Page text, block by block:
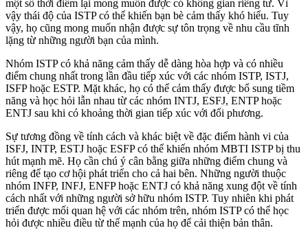
một số thời điểm lại mong muốn được có không gian riêng tư. Vì
vậy thái độ của ISTP có thể khiến bạn bè cảm thấy khó hiểu. Tuy
vậy, họ cũng mong muốn nhận được sự tôn trọng về nhu cầu tĩnh
lặng từ những người bạn của mình.
Nhóm ISTP có khả năng cảm thấy dễ dàng hòa hợp và có nhiều
điểm chung nhất trong lần đầu tiếp xúc với các nhóm ISTP, ISTJ,
ISFP hoặc ESTP. Mặt khác, họ có thể cảm thấy được bổ sung tiềm
năng và học hỏi lẫn nhau từ các nhóm INTJ, ESFJ, ENTP hoặc
ENTJ sau khi có khoảng thời gian tiếp xúc với đối phương.
Sự tương đồng về tính cách và khác biệt về đặc điểm hành vi của
ISFJ, INTP, ESTJ hoặc ESFP có thể khiến nhóm MBTI ISTP bị thu
hút mạnh mẽ. Họ cần chú ý cân bằng giữa những điểm chung và
riêng để tạo cơ hội phát triển cho cả hai bên. Những người thuộc
nhóm INFP, INFJ, ENFP hoặc ENTJ có khả năng xung đột về tính
cách nhất với những người sở hữu nhóm ISTP. Tuy nhiên khi phát
triển được mối quan hệ với các nhóm trên, nhóm ISTP có thể học
hỏi được nhiều điều từ thế mạnh của họ để cải thiện bản thân.